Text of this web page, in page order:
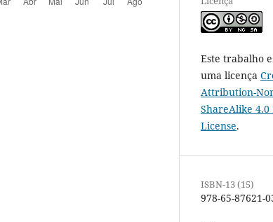
Este trabalho
uma licença
Attribution-
ShareAlike
License.
ISBN-13 (15)
978-65-87621-